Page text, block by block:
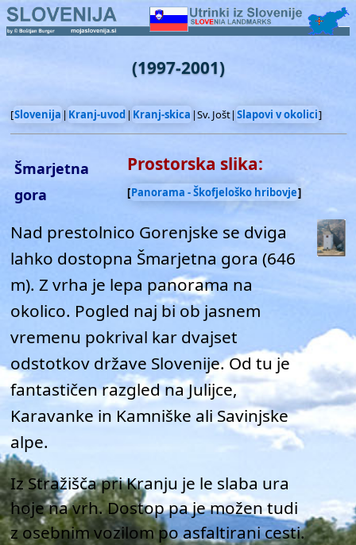
(1997-2001)
[Slovenija | Kranj-uvod | Kranj-skica |Sv. Jošt|Slapovi v okolici]
Šmarjetna
gora
Prostorska slika:
[Panorama - Škofjeloško hribovje]
Nad prestolnico Gorenjske se dviga
lahko dostopna Šmarjetna gora (646
m). Z vrha je lepa panorama na
okolico. Pogled naj bi ob jasnem
vremenu pokrival kar dvajset
odstotkov države Slovenije. Od tu je
fantastičen razgled na Julijce,
Karavanke in Kamniške ali Savinjske
alpe.
Iz Stražišča pri Kranju je le slaba ura
hoje na vrh. Dostop pa je možen tudi
z osebnim vozilom po asfaltirani cesti.